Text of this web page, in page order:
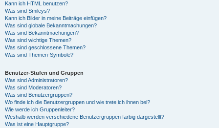
Kann ich HTML benutzen?
Was sind Smileys?
Kann ich Bilder in meine Beiträge einfügen?
Was sind globale Bekanntmachungen?
Was sind Bekanntmachungen?
Was sind wichtige Themen?
Was sind geschlossene Themen?
Was sind Themen-Symbole?
Benutzer-Stufen und Gruppen
Was sind Administratoren?
Was sind Moderatoren?
Was sind Benutzergruppen?
Wo finde ich die Benutzergruppen und wie trete ich ihnen bei?
Wie werde ich Gruppenleiter?
Weshalb werden verschiedene Benutzergruppen farbig dargestellt?
Was ist eine Hauptgruppe?